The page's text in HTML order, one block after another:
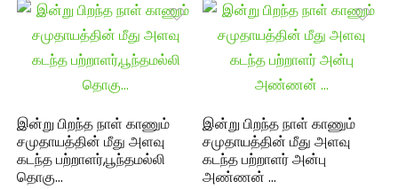
இன்று பிறந்த நாள் காணும்
சமுதாயத்தின் மீது அளவு
கடந்த பற்றாளர்,பூந்தமல்லி
தொகு…
இன்று பிறந்த நாள் காணும்
சமுதாயத்தின் மீது அளவு
கடந்த பற்றாளர் அன்பு
அண்ணன் …